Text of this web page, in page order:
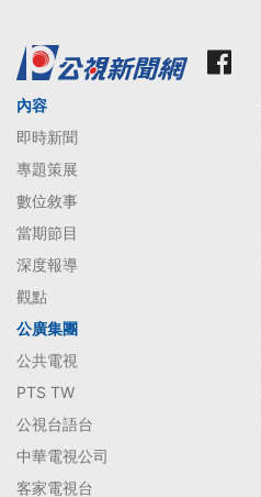
內容
即時新聞
專題策展
數位敘事
當期節目
深度報導
觀點
公廣集團
公共電視
PTS TW
公視台語台
中華電視公司
客家電視台